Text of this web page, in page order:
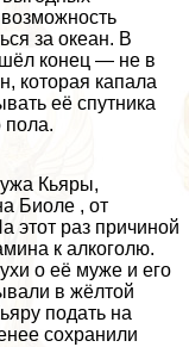
за океан. В
конец — не в
которая капала
её спутника
пола.
Кьяры,
Биоле , от
этот раз причиной
к алкоголю.
о её муже и его
в жёлтой
подать на
сохранили